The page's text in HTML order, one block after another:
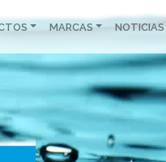
MARCAS NOTICIAS